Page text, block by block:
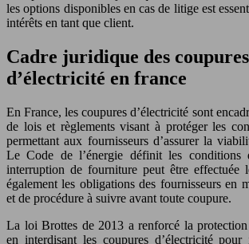
les options disponibles en cas de litige est
intérêts en tant que client.
Cadre juridique des coupures
d’électricité en france
En France, les coupures d’électricité sont
de lois et règlements visant à protéger les
permettant aux fournisseurs d’assurer la
Le Code de l’énergie définit les conditions
interruption de fourniture peut être effectuée
également les obligations des fournisseurs en
et de procédure à suivre avant toute coupure.
La loi Brottes de 2013 a renforcé la protection
en interdisant les coupures d’électricité pour